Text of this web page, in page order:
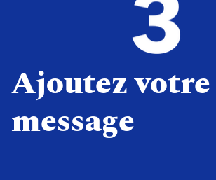
Ajoutez votre
message